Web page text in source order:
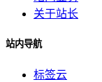
关于站长
站内导航
标签云